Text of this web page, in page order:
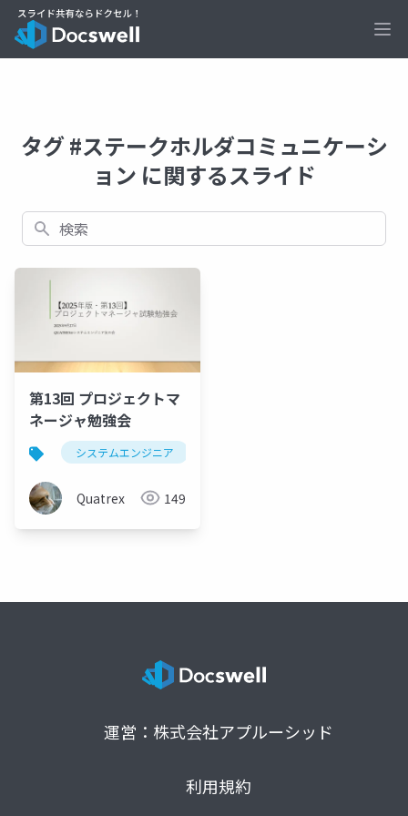
タグ #ステークホルダコミュニケーシ
ョン に関するスライド
検索
第13回 プロジェクトマ
ネージャ勉強会
システムエンジニア
Quatrex 149
運営：株式会社アプルーシッド
利用規約